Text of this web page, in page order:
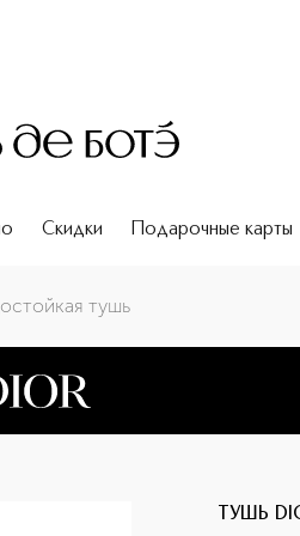
Скидки Подарочные карты
тушь
ТУШЬ